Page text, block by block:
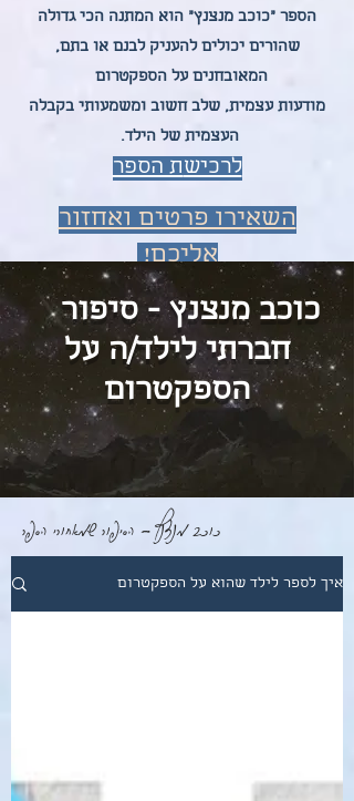
הספר "כוכב מנצנץ" הוא המתנה הכי גדולה
שהורים יכולים להעניק לבנם או בתם,
המאובחנים על הספקטרום
מודעות עצמית, שלב חשוב ומשמעותי בקבלה
העצמית של הילד.
לרכישת הספר
השאירו פרטים ואחזור
אליכם!
כוכב מנצנץ - סיפור
חברתי לילד/ה על
הספקטרום
כוכב מנצנץ - הסיפור שמאחורי הספר
איך לספר לילד שהוא על הספקטרום